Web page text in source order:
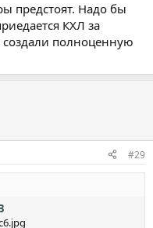
предстоят. Надо бы
КХЛ за
создали полноценную
#29